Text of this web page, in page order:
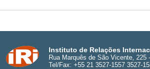
Instituto de Relações
Rua Marquês de São Vicente,
Tel/Fax: +55 21 3527-1557 3527-